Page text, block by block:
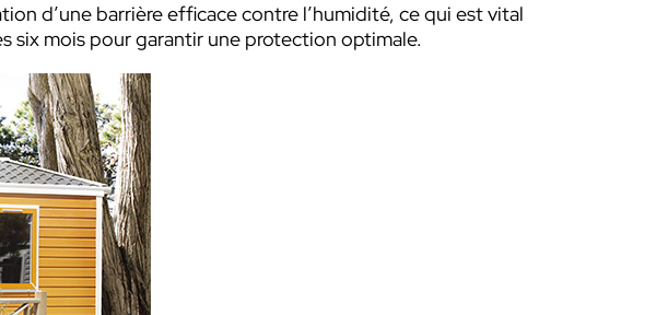
d’une barrière efficace contre l’humidité, ce qui est vital
six mois pour garantir une protection optimale.